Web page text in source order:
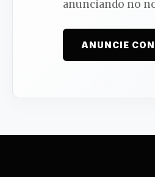
anunciando no
ANUNCIE